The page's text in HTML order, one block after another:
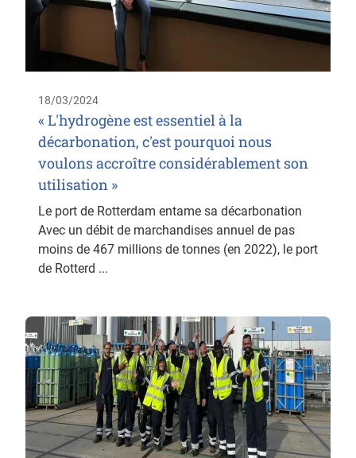
18/03/2024
« L'hydrogène est essentiel à la
décarbonation, c'est pourquoi nous
voulons accroître considérablement son
utilisation »
Le port de Rotterdam entame sa décarbonation
Avec un débit de marchandises annuel de pas
moins de 467 millions de tonnes (en 2022), le port
de Rotterd ...